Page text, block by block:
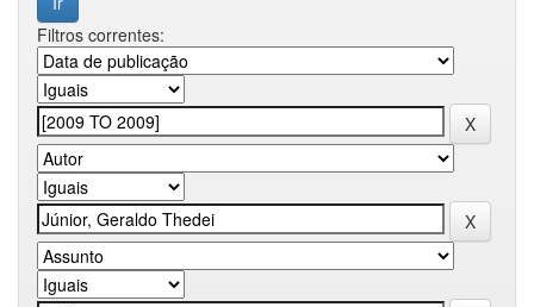
Filtros correntes: